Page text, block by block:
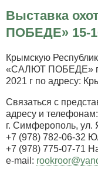
15
мая
2021
Выставка
ПОБЕДЕ» 15-
Крымскую
«САЛЮТ ПОБЕДЕ»
2021 г по адресу:
Связаться с
адресу и телефонам:
г. Симферополь, ул.
+7 (978) 782-06-32
+7 (978) 775-07-71
e-mail: